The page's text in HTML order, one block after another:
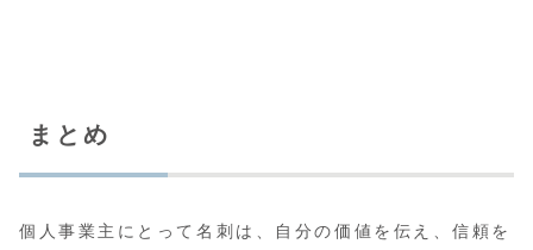
まとめ
個人事業主にとって名刺は、自分の価値を伝え、信頼を